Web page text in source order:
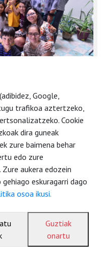
en la Escuela
de Oaxaca con el
-
cara a los nuevos
blanquear la violencia
“Yo declaro, Yo
de la Declaración
Google,
trafikoa aztertzeko,
Cookie
dira guneak
zure baimena behar
edo zure
aukera edozein
eskuragarri dago
osoa ikusi.
Guztiak
onartu